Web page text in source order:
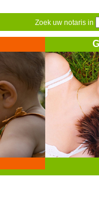
Zoek uw notaris in